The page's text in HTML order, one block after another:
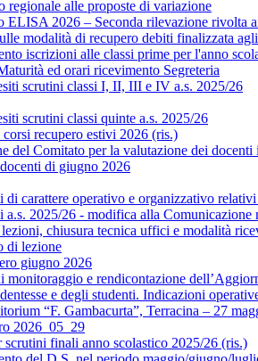
regionale alle proposte di variazione
2026 – Seconda rilevazione rivolta
modalità di recupero debiti finalizzata
iscrizioni alle classi prime per l'anno
ed orari ricevimento Segreteria
scrutini classi I, II, III e IV a.s. 2025/26
scrutini classi quinte a.s. 2025/26
recupero estivi 2026 (ris.)
del Comitato per la valutazione dei
di giugno 2026
carattere operativo e organizzativo
2025/26 - modifica alla
chiusura tecnica uffici e modalità
di lezione
giugno 2026
e rendicontazione
e degli studenti. Indicazioni
“F. Gambacurta”, Terracina – 27
2026_05_29
finali anno scolastico 2025/26 (ris.)